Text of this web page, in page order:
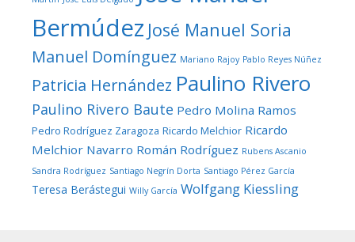
Bermúdez José Manuel Soria
Manuel Domínguez Mariano Rajoy Pablo Reyes Núñez
Patricia Hernández Paulino Rivero
Paulino Rivero Baute Pedro Molina Ramos
Pedro Rodríguez Zaragoza Ricardo Melchior Ricardo
Melchior Navarro Román Rodríguez Rubens Ascanio
Sandra Rodríguez Santiago Negrín Dorta Santiago Pérez García
Teresa Berástegui Willy García Wolfgang Kiessling